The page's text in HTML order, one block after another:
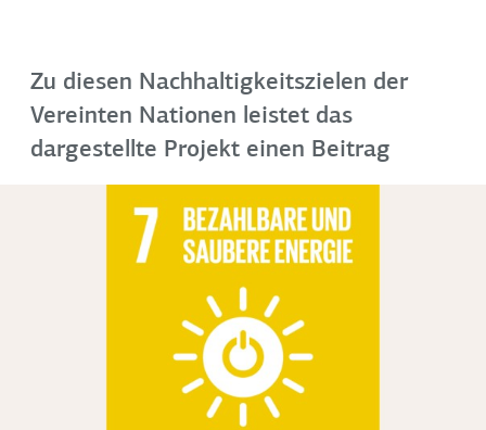
Zu diesen Nachhaltigkeitszielen der
Vereinten Nationen leistet das
dargestellte Projekt einen Beitrag